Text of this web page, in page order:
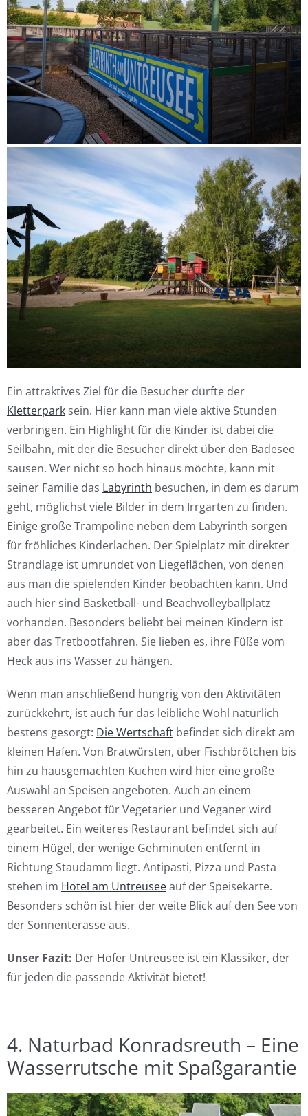
Ein attraktives Ziel für die Besucher dürfte der
Kletterpark sein. Hier kann man viele aktive Stunden
verbringen. Ein Highlight für die Kinder ist dabei die
Seilbahn, mit der die Besucher direkt über den Badesee
sausen. Wer nicht so hoch hinaus möchte, kann mit
seiner Familie das Labyrinth besuchen, in dem es darum
geht, möglichst viele Bilder in dem Irrgarten zu finden.
Einige große Trampoline neben dem Labyrinth sorgen
für fröhliches Kinderlachen. Der Spielplatz mit direkter
Strandlage ist umrundet von Liegeflächen, von denen
aus man die spielenden Kinder beobachten kann. Und
auch hier sind Basketball- und Beachvolleyballplatz
vorhanden. Besonders beliebt bei meinen Kindern ist
aber das Tretbootfahren. Sie lieben es, ihre Füße vom
Heck aus ins Wasser zu hängen.
Wenn man anschließend hungrig von den Aktivitäten
zurückkehrt, ist auch für das leibliche Wohl natürlich
bestens gesorgt: Die Wertschaft befindet sich direkt am
kleinen Hafen. Von Bratwürsten, über Fischbrötchen bis
hin zu hausgemachten Kuchen wird hier eine große
Auswahl an Speisen angeboten. Auch an einem
besseren Angebot für Vegetarier und Veganer wird
gearbeitet. Ein weiteres Restaurant befindet sich auf
einem Hügel, der wenige Gehminuten entfernt in
Richtung Staudamm liegt. Antipasti, Pizza und Pasta
stehen im Hotel am Untreuseeauf der Speisekarte.
Besonders schön ist hier der weite Blick auf den See von
der Sonnenterasse aus.
Unser Fazit: Der Hofer Untreusee ist ein Klassiker, der
für jeden die passende Aktivität bietet!
4. Naturbad Konradsreuth – Eine
Wasserrutsche mit Spaßgarantie